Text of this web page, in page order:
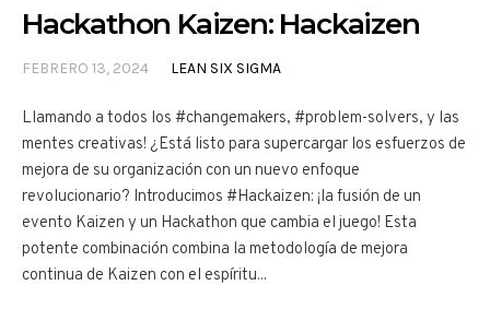
Hackathon Kaizen: Hackaizen
FEBRERO 13, 2024 LEAN SIX SIGMA
Llamando a todos los #changemakers, #problem-solvers, y las
mentes creativas! ¿Está listo para supercargar los esfuerzos de
mejora de su organización con un nuevo enfoque
revolucionario? Introducimos #Hackaizen: ¡la fusión de un
evento Kaizen y un Hackathon que cambia el juego! Esta
potente combinación combina la metodología de mejora
continua de Kaizen con el espíritu...